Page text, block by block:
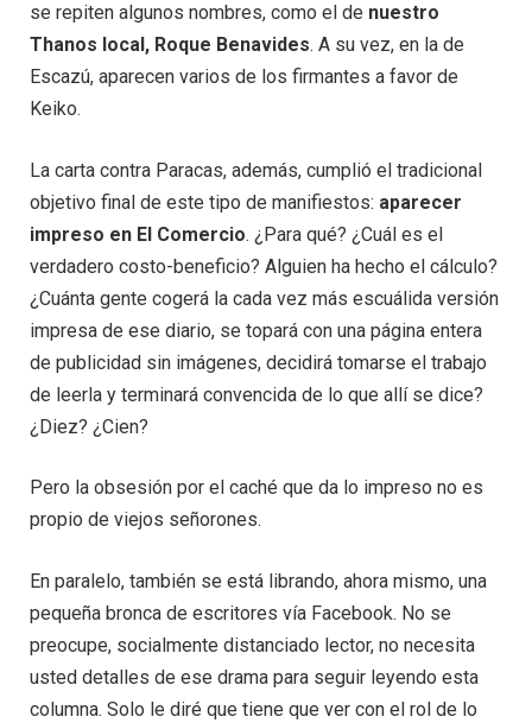
se repiten algunos nombres, como el de nuestro
Thanos local, Roque Benavides. A su vez, en la de
Escazú, aparecen varios de los firmantes a favor de
Keiko.
La carta contra Paracas, además, cumplió el tradicional
objetivo final de este tipo de manifiestos: aparecer
impreso en El Comercio. ¿Para qué? ¿Cuál es el
verdadero costo-beneficio? Alguien ha hecho el cálculo?
¿Cuánta gente cogerá la cada vez más escuálida versión
impresa de ese diario, se topará con una página entera
de publicidad sin imágenes, decidirá tomarse el trabajo
de leerla y terminará convencida de lo que allí se dice?
¿Diez? ¿Cien?
Pero la obsesión por el caché que da lo impreso no es
propio de viejos señorones.
En paralelo, también se está librando, ahora mismo, una
pequeña bronca de escritores vía Facebook. No se
preocupe, socialmente distanciado lector, no necesita
usted detalles de ese drama para seguir leyendo esta
columna. Solo le diré que tiene que ver con el rol de lo